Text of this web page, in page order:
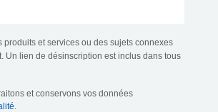
et services ou des sujets connexes
Un lien de désinscription est inclus dans tous
et conservons vos données